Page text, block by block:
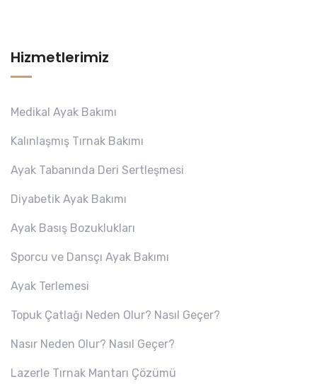
Hizmetlerimiz
Medikal Ayak Bakımı
Kalınlaşmış Tırnak Bakımı
Ayak Tabanında Deri Sertleşmesi
Diyabetik Ayak Bakımı
Ayak Basış Bozuklukları
Sporcu ve Dansçı Ayak Bakımı
Ayak Terlemesi
Topuk Çatlağı Neden Olur? Nasıl Geçer?
Nasır Neden Olur? Nasıl Geçer?
Lazerle Tırnak Mantarı Çözümü